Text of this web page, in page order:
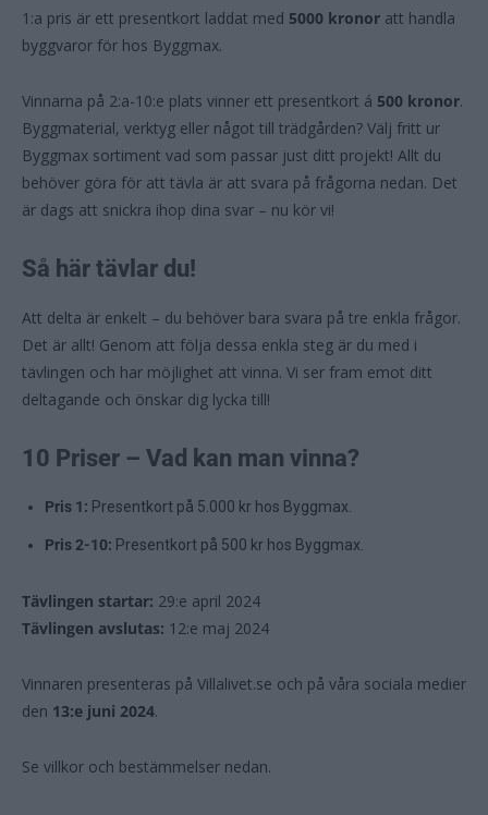
1:a pris är ett presentkort laddat med 5000 kronor att handla
byggvaror för hos Byggmax.
Vinnarna på 2:a-10:e plats vinner ett presentkort á 500 kronor.
Byggmaterial, verktyg eller något till trädgården? Välj fritt ur
Byggmax sortiment vad som passar just ditt projekt! Allt du
behöver göra för att tävla är att svara på frågorna nedan. Det
är dags att snickra ihop dina svar – nu kör vi!
Så här tävlar du!
Att delta är enkelt – du behöver bara svara på tre enkla frågor.
Det är allt! Genom att följa dessa enkla steg är du med i
tävlingen och har möjlighet att vinna. Vi ser fram emot ditt
deltagande och önskar dig lycka till!
10 Priser – Vad kan man vinna?
Pris 1: Presentkort på 5.000 kr hos Byggmax.
Pris 2-10: Presentkort på 500 kr hos Byggmax.
Tävlingen startar: 29:e april 2024
Tävlingen avslutas: 12:e maj 2024
Vinnaren presenteras på Villalivet.se och på våra sociala medier
den 13:e juni 2024.
Se villkor och bestämmelser nedan.